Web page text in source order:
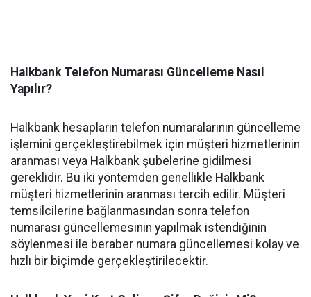
Halkbank Telefon Numarası Güncelleme Nasıl
Yapılır?
Halkbank hesapların telefon numaralarının güncelleme
işlemini gerçekleştirebilmek için müşteri hizmetlerinin
aranması veya Halkbank şubelerine gidilmesi
gereklidir. Bu iki yöntemden genellikle Halkbank
müşteri hizmetlerinin aranması tercih edilir. Müşteri
temsilcilerine bağlanmasından sonra telefon
numarası güncellemesinin yapılmak istendiğinin
söylenmesi ile beraber numara güncellemesi kolay ve
hızlı bir biçimde gerçekleştirilecektir.